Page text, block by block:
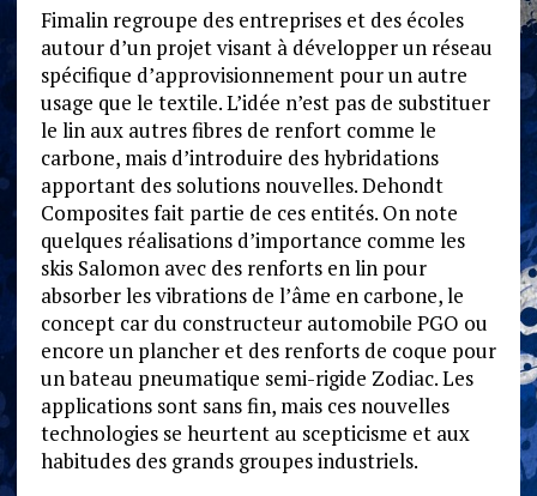
Fimalin regroupe des entreprises et des écoles
autour d’un projet visant à développer un réseau
spécifique d’approvisionnement pour un autre
usage que le textile. L’idée n’est pas de substituer
le lin aux autres fibres de renfort comme le
carbone, mais d’introduire des hybridations
apportant des solutions nouvelles. Dehondt
Composites fait partie de ces entités. On note
quelques réalisations d’importance comme les
skis Salomon avec des renforts en lin pour
absorber les vibrations de l’âme en carbone, le
concept car du constructeur automobile PGO ou
encore un plancher et des renforts de coque pour
un bateau pneumatique semi-rigide Zodiac. Les
applications sont sans fin, mais ces nouvelles
technologies se heurtent au scepticisme et aux
habitudes des grands groupes industriels.